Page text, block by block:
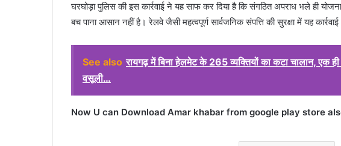
घरघोड़ा पुलिस की इस कार्रवाई ने यह साफ कर दिया है कि संगठित अपराध भले ही
बच पाना आसान नहीं है। रेलवे जैसी महत्वपूर्ण सार्वजनिक संपत्ति की सुरक्षा में यह
See also रायगढ़ में बिना हेलमेट के 265 व्यक्तियों का कटा चालान, एक
वसूली…
Now U can Download Amar khabar from google play store